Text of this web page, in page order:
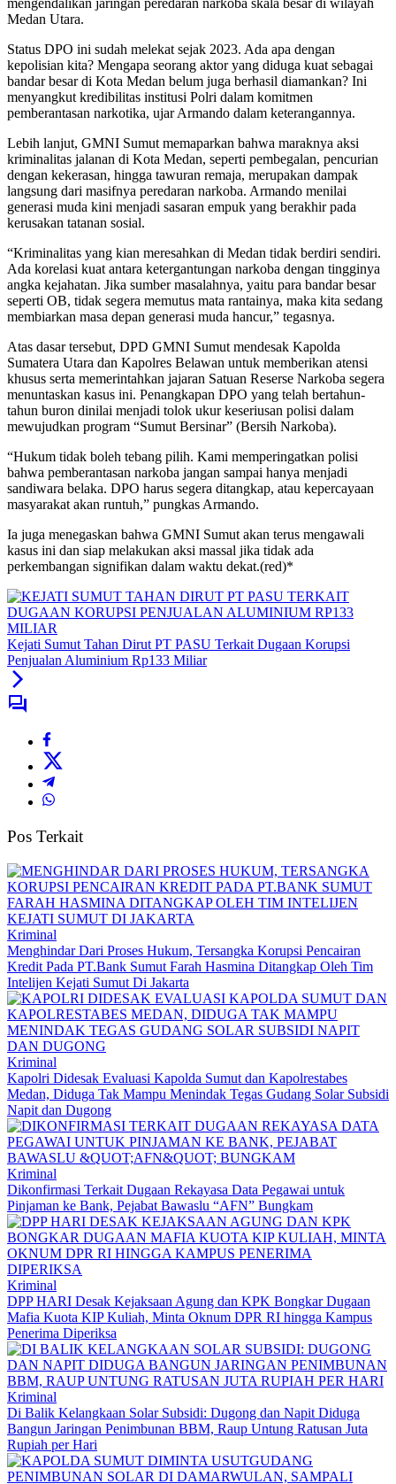
mengendalikan jaringan peredaran narkoba skala besar di wilayah
Medan Utara.
Status DPO ini sudah melekat sejak 2023. Ada apa dengan
kepolisian kita? Mengapa seorang aktor yang diduga kuat sebagai
bandar besar di Kota Medan belum juga berhasil diamankan? Ini
menyangkut kredibilitas institusi Polri dalam komitmen
pemberantasan narkotika, ujar Armando dalam keterangannya.
Lebih lanjut, GMNI Sumut memaparkan bahwa maraknya aksi
kriminalitas jalanan di Kota Medan, seperti pembegalan, pencurian
dengan kekerasan, hingga tawuran remaja, merupakan dampak
langsung dari masifnya peredaran narkoba. Armando menilai
generasi muda kini menjadi sasaran empuk yang berakhir pada
kerusakan tatanan sosial.
“Kriminalitas yang kian meresahkan di Medan tidak berdiri sendiri.
Ada korelasi kuat antara ketergantungan narkoba dengan tingginya
angka kejahatan. Jika sumber masalahnya, yaitu para bandar besar
seperti OB, tidak segera memutus mata rantainya, maka kita sedang
membiarkan masa depan generasi muda hancur,” tegasnya.
Atas dasar tersebut, DPD GMNI Sumut mendesak Kapolda
Sumatera Utara dan Kapolres Belawan untuk memberikan atensi
khusus serta memerintahkan jajaran Satuan Reserse Narkoba segera
menuntaskan kasus ini. Penangkapan DPO yang telah bertahun-
tahun buron dinilai menjadi tolok ukur keseriusan polisi dalam
mewujudkan program “Sumut Bersinar” (Bersih Narkoba).
“Hukum tidak boleh tebang pilih. Kami memperingatkan polisi
bahwa pemberantasan narkoba jangan sampai hanya menjadi
sandiwara belaka. DPO harus segera ditangkap, atau kepercayaan
masyarakat akan runtuh,” pungkas Armando.
Ia juga menegaskan bahwa GMNI Sumut akan terus mengawali
kasus ini dan siap melakukan aksi massal jika tidak ada
perkembangan signifikan dalam waktu dekat.(red)*
Kejati Sumut Tahan Dirut PT PASU Terkait Dugaan Korupsi
Penjualan Aluminium Rp133 Miliar
Pos Terkait
Kriminal
Menghindar Dari Proses Hukum, Tersangka Korupsi Pencairan
Kredit Pada PT.Bank Sumut Farah Hasmina Ditangkap Oleh Tim
Intelijen Kejati Sumut Di Jakarta
Kriminal
Kapolri Didesak Evaluasi Kapolda Sumut dan Kapolrestabes
Medan, Diduga Tak Mampu Menindak Tegas Gudang Solar Subsidi
Napit dan Dugong
Kriminal
Dikonfirmasi Terkait Dugaan Rekayasa Data Pegawai untuk
Pinjaman ke Bank, Pejabat Bawaslu “AFN” Bungkam
Kriminal
DPP HARI Desak Kejaksaan Agung dan KPK Bongkar Dugaan
Mafia Kuota KIP Kuliah, Minta Oknum DPR RI hingga Kampus
Penerima Diperiksa
Kriminal
Di Balik Kelangkaan Solar Subsidi: Dugong dan Napit Diduga
Bangun Jaringan Penimbunan BBM, Raup Untung Ratusan Juta
Rupiah per Hari